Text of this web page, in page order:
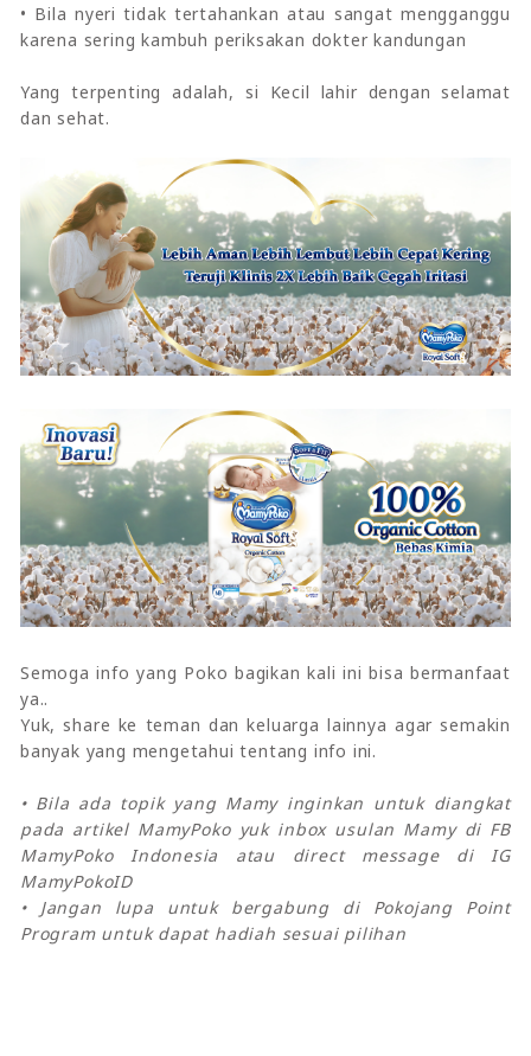
• Bila nyeri tidak tertahankan atau sangat mengganggu
karena sering kambuh periksakan dokter kandungan
Yang terpenting adalah, si Kecil lahir dengan selamat
dan sehat.
Semoga info yang Poko bagikan kali ini bisa bermanfaat
ya..
Yuk, share ke teman dan keluarga lainnya agar semakin
banyak yang mengetahui tentang info ini.
• Bila ada topik yang Mamy inginkan untuk diangkat
pada artikel MamyPoko yuk inbox usulan Mamy di FB
MamyPoko Indonesia atau direct message di IG
MamyPokoID
• Jangan lupa untuk bergabung di Pokojang Point
Program untuk dapat hadiah sesuai pilihan